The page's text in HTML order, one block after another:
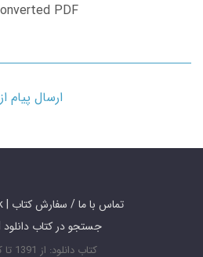
PDF
ارسال پیام از
Contact Us / Order Book | تماس با ما / سفارش کتاب
SEARCH جستجو در کتاب دانلود
کتاب دانلود: از 1391 تا کنون - تمامی حقوق محفوظ است